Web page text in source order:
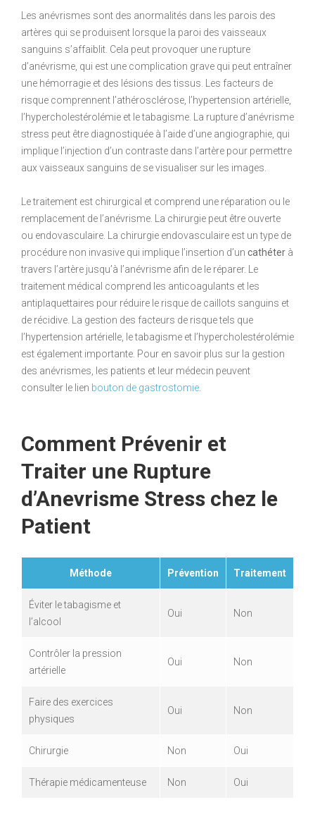
Les anévrismes sont des anormalités dans les parois des
artères qui se produisent lorsque la paroi des vaisseaux
sanguins s’affaiblit. Cela peut provoquer une rupture
d’anévrisme, qui est une complication grave qui peut entraîner
une hémorragie et des lésions des tissus. Les facteurs de
risque comprennent l’athérosclérose, l’hypertension artérielle,
l’hypercholestérolémie et le tabagisme. La rupture d’anévrisme
stress peut être diagnostiquée à l’aide d’une angiographie, qui
implique l’injection d’un contraste dans l’artère pour permettre
aux vaisseaux sanguins de se visualiser sur les images.
Le traitement est chirurgical et comprend une réparation ou le
remplacement de l’anévrisme. La chirurgie peut être ouverte
ou endovasculaire. La chirurgie endovasculaire est un type de
procédure non invasive qui implique l’insertion d’un cathéter à
travers l’artère jusqu’à l’anévrisme afin de le réparer. Le
traitement médical comprend les anticoagulants et les
antiplaquettaires pour réduire le risque de caillots sanguins et
de récidive. La gestion des facteurs de risque tels que
l’hypertension artérielle, le tabagisme et l’hypercholestérolémie
est également importante. Pour en savoir plus sur la gestion
des anévrismes, les patients et leur médecin peuvent
consulter le lien bouton de gastrostomie
Comment Prévenir et
Traiter une Rupture
d’Anevrisme Stress chez le
Patient
Méthode Prévention Traitement
Éviter le tabagisme et
l’alcool
Oui Non
Contrôler la pression
artérielle
Oui Non
Faire des exercices
physiques
Oui Non
Chirurgie Non Oui
Thérapie médicamenteuse Non Oui